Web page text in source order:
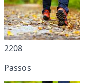
2208
Passos